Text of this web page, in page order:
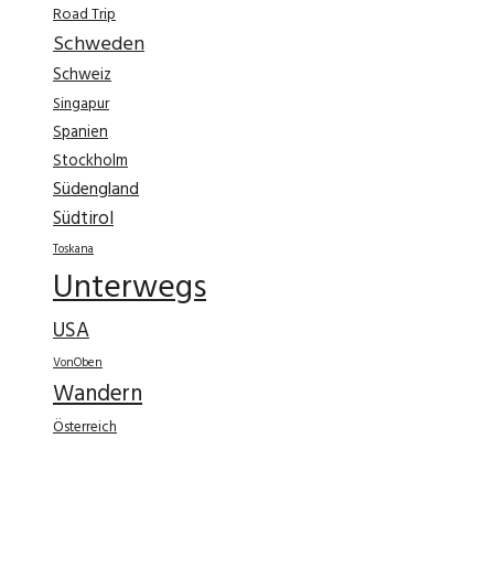
Road Trip
Schweden
Schweiz
Singapur
Spanien
Stockholm
Südengland
Südtirol
Toskana
Unterwegs
USA
VonOben
Wandern
Österreich